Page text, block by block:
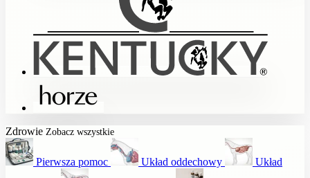
Zdrowie Zobacz wszystkie
Pierwsza pomoc Układ oddechowy Układ